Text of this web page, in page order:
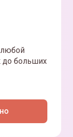
любой
до больших